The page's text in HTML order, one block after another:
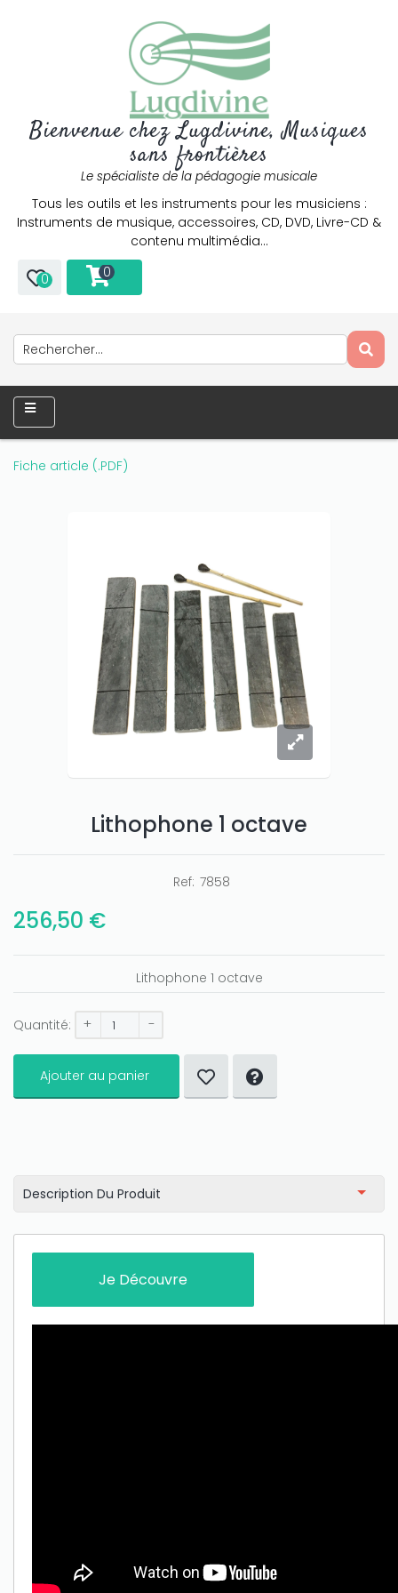
Bienvenue chez Lugdivine, Musiques
sans frontières
Le spécialiste de la pédagogie musicale
Tous les outils et les instruments pour les musiciens :
Instruments de musique, accessoires, CD, DVD, Livre-CD &
contenu multimédia…
0 0
Fiche article (.PDF)
Lithophone 1 octave
Ref: 7858
256,50 €
Lithophone 1 octave
Quantité: + -
Ajouter au panier
Description Du Produit
Je Découvre